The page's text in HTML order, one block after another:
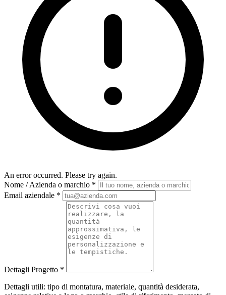
An error occurred. Please try again.
Nome / Azienda o marchio *
Email aziendale *
Dettagli Progetto *
Dettagli utili: tipo di montatura, materiale, quantità desiderata,